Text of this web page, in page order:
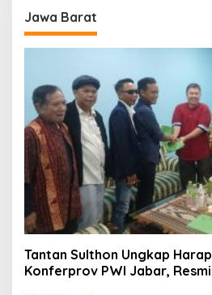
Jawa Barat
Tantan Sulthon Ungkap
Konferprov PWI Jabar,